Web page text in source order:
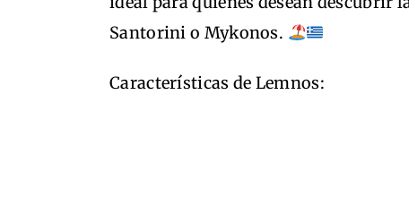
Santorini o Mykonos.
Características de Lemnos: